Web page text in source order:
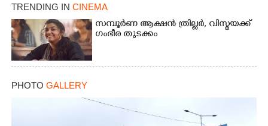
TRENDING IN CINEMA
സമ്പൂർണ ആക്ഷൻ ത്രില്ലർ,​ വിസ്മയക്ക്
ഗംഭീര തുടക്കം
PHOTO GALLERY